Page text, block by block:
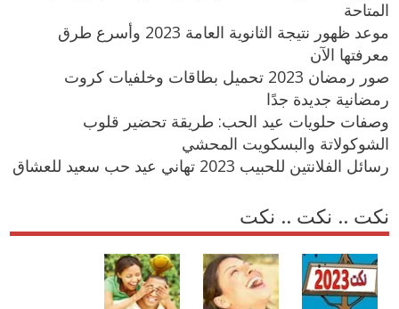
المتاحة
موعد ظهور نتيجة الثانوية العامة 2023 وأسرع طرق
معرفتها الآن
صور رمضان 2023 تحميل بطاقات وخلفيات كروت
رمضانية جديدة جدًا
وصفات حلويات عيد الحب: طريقة تحضير قلوب
الشوكولاتة والبسكويت المحشي
رسائل الفلانتين للحبيب 2023 تهاني عيد حب سعيد للعشاق
نكت .. نكت .. نكت